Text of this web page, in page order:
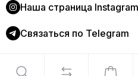
Наша страница Instagram
Cвязаться по Telegram